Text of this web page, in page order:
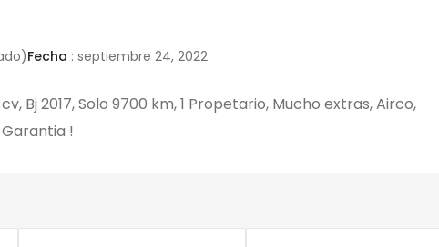
Fecha : septiembre 24, 2022
Bj 2017, Solo 9700 km, 1 Propetario, Mucho extras, Airco,
!